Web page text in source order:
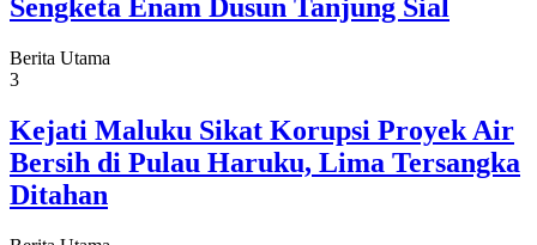
Sengketa Enam Dusun Tanjung Sial
Berita Utama
3
Kejati Maluku Sikat Korupsi Proyek Air
Bersih di Pulau Haruku, Lima Tersangka
Ditahan